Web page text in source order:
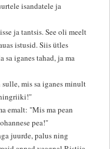
isandatele ja
ja tantsis. See oli meelt
istusid. Siis ütles
iganes tahad, ja ma
mis sa iganes minult
emalt: "Mis ma pean
pea!"
juurde, palus ning